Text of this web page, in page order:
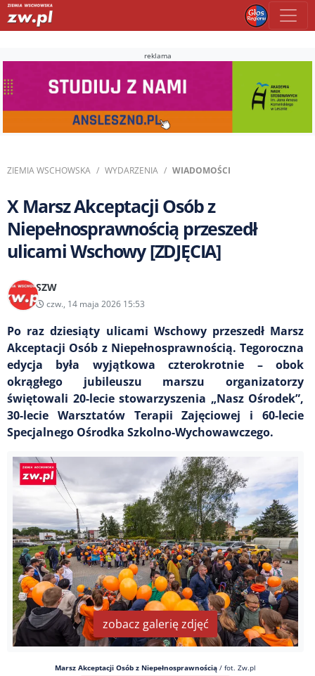
reklama
ZIEMIA WSCHOWSKA WYDARZENIA WIADOMOŚCI
X Marsz Akceptacji Osób z
Niepełnosprawnością przeszedł
ulicami Wschowy [ZDJĘCIA]
SZW
czw., 14 maja 2026 15:53
Po raz dziesiąty ulicami Wschowy przeszedł Marsz
Akceptacji Osób z Niepełnosprawnością. Tegoroczna
edycja była wyjątkowa czterokrotnie – obok
okrągłego jubileuszu marszu organizatorzy
świętowali 20-lecie stowarzyszenia „Nasz Ośrodek”,
30-lecie Warsztatów Terapii Zajęciowej i 60-lecie
Specjalnego Ośrodka Szkolno-Wychowawczego.
zobacz galerię zdjęć
Marsz Akceptacji Osób z Niepełnosprawnością / fot. Zw.pl